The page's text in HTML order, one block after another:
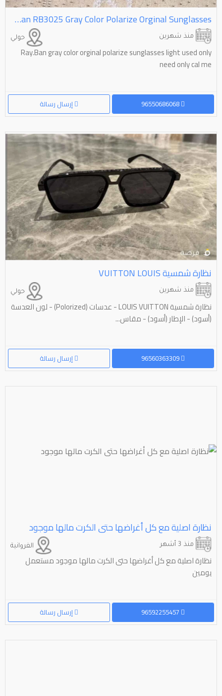
Ray.Ban RB3025 Gray Color Polarize Orginal Sunglasses
حولي منذ شهرين
Ray.Ban gray color orginal polarize sunglasses light used only
need only cal me
إرسال رسالة
نظارة شمسية ⁦⁦LOUIS⁩⁩ ⁦⁦VUITTON⁩⁩
حولي منذ شهرين
نظارة شمسية LOUIS VUITTON - عدسات (Polorized) - لون العدسة
(أسود) - الإطار (أسود) - مقاس...
إرسال رسالة
نظارة اصلية مع كل أغراضها حتى الكرت مالها موجود
الفروانية منذ 3 أشهر
نظارة اصلية مع كل أغراضها حتى الكرت مالها موجود مستعمل
يومين
إرسال رسالة